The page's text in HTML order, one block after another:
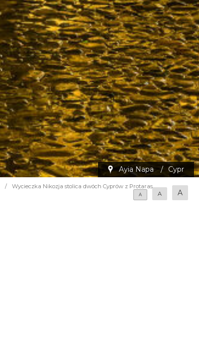
Ayia Napa / Cypr
/ Wycieczka Nikozja stolica dwóch Cyprów z Protaras
A A A